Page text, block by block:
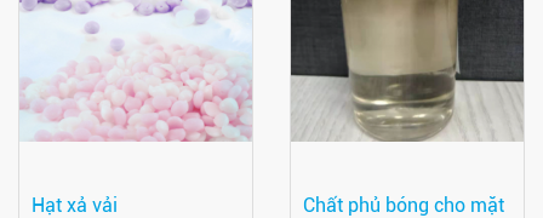
Hạt xả vải
Chất phủ bóng cho mặt